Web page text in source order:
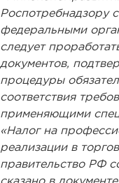
Роспотребнадзору
федеральными
следует
документов,
процедуры
соответствия
применяющими
«Налог на
реализации в
правительство РФ